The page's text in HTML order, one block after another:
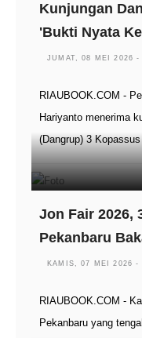
Kunjungan
'Bukti Nyata
JUMAT, 08 MEI 2026 -
RIAUBOOK.COM -
Hariyanto menerima
(Dangrup) 3
Jon Fair 2026,
Pekanbaru
KAMIS, 07 MEI 2026 -
RIAUBOOK.COM -
Pekanbaru yang